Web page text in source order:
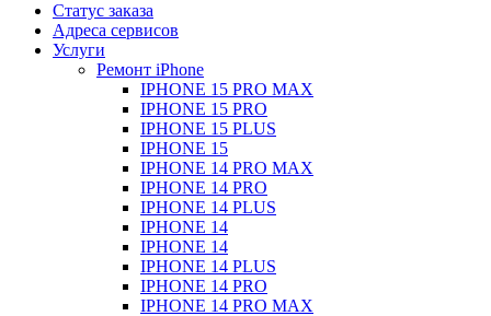
Статус заказа
Адреса сервисов
Услуги
Ремонт iPhone
IPHONE 15 PRO MAX
IPHONE 15 PRO
IPHONE 15 PLUS
IPHONE 15
IPHONE 14 PRO MAX
IPHONE 14 PRO
IPHONE 14 PLUS
IPHONE 14
IPHONE 14
IPHONE 14 PLUS
IPHONE 14 PRO
IPHONE 14 PRO MAX